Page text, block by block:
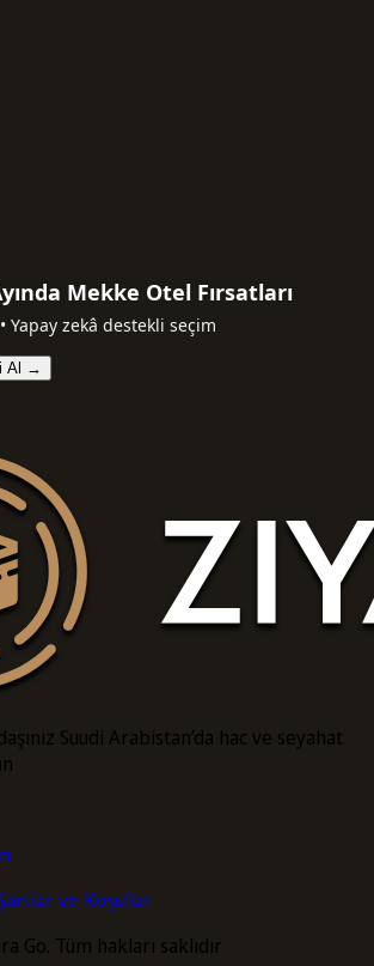
Mekke Otel Fırsatları
Yapay zekâ destekli seçim
Al →
Suudi Arabistan’da hac ve seyahat
ve Koşullar
Go. Tüm hakları saklıdır